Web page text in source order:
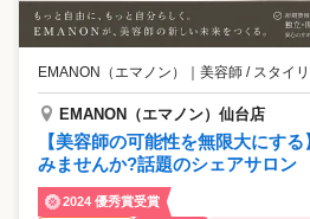
EMANON（エマノン） 美容師 / スタイ
EMANON（エマノン）仙台店
【美容師の可能性を無限大にす
みませんか?話題のシェアサロン
2024 優秀賞受賞